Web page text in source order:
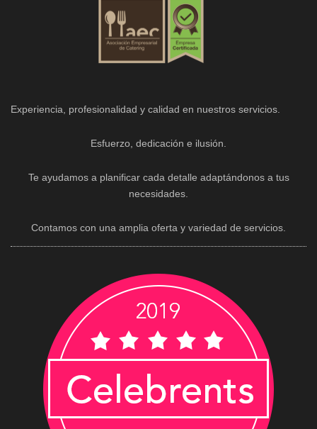
Experiencia, profesionalidad y calidad en nuestros servicios.
Esfuerzo, dedicación e ilusión.
Te ayudamos a planificar cada detalle adaptándonos a tus
necesidades.
Contamos con una amplia oferta y variedad de servicios.